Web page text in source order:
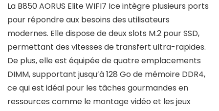
La B850 AORUS Elite WIFI7 Ice intègre plusieurs ports
pour répondre aux besoins des utilisateurs
modernes. Elle dispose de deux slots M.2 pour SSD,
permettant des vitesses de transfert ultra-rapides.
De plus, elle est équipée de quatre emplacements
DIMM, supportant jusqu’à 128 Go de mémoire DDR4,
ce qui est idéal pour les tâches gourmandes en
ressources comme le montage vidéo et les jeux